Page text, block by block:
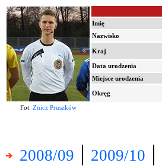
Imię
Nazwisko
Kraj
Data urodzenia
Miejsce urodzenia
Okręg
Fot: Znicz Pruszków
2008/09 | 2009/10 |